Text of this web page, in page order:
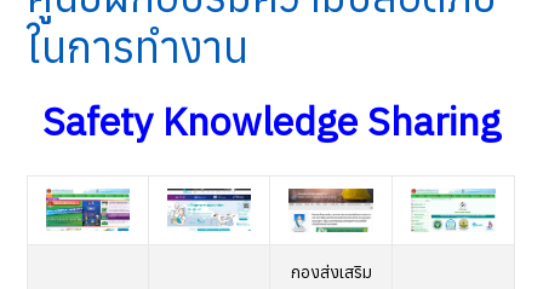
ในการทำงาน
Safety Knowledge Sharing
กองส่งเสริม